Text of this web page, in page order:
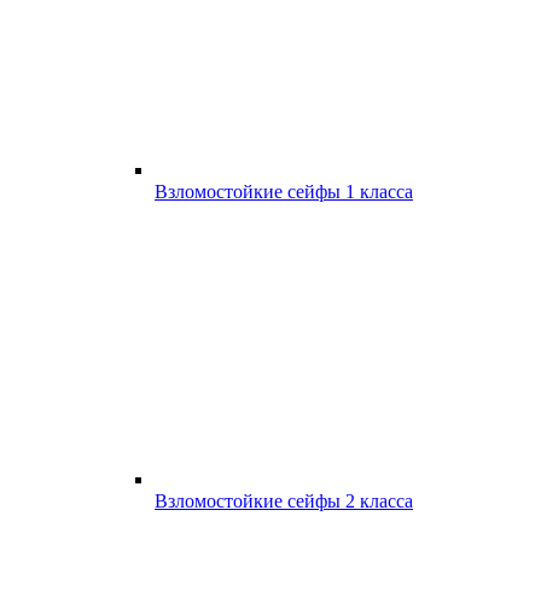
Взломостойкие сейфы 1 класса
Взломостойкие сейфы 2 класса